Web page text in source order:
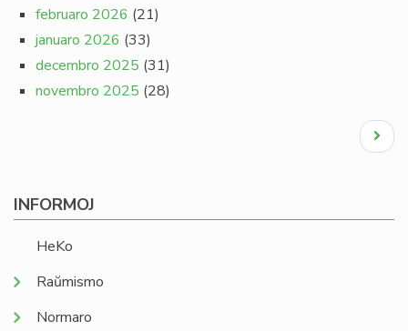
februaro 2026 (21)
januaro 2026 (33)
decembro 2025 (31)
novembro 2025 (28)
Next
page
INFORMOJ
HeKo
Raŭmismo
Normaro